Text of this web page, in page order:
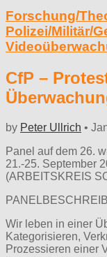
Forschung/
Polizei/Militär/
CfP –
by Peter Ullrich •
Panel auf dem 26.
21.-25. September
(ARBEITSKREIS
Wir leben in einer
Kategorisieren,
Prozessieren einer